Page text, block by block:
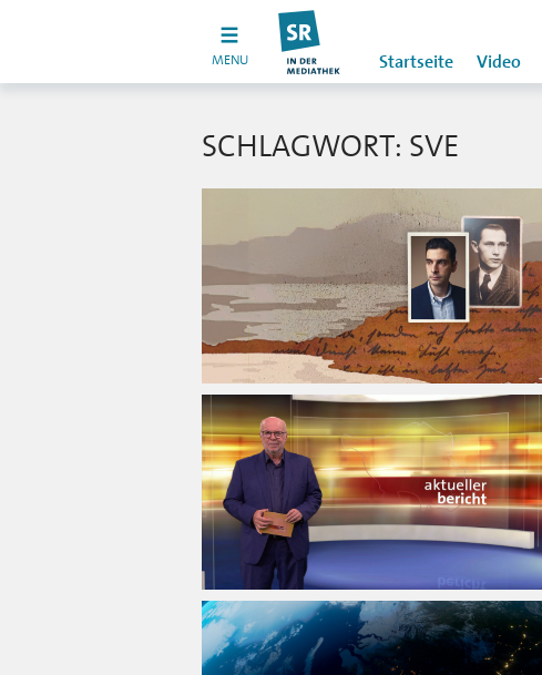
MENU Startseite Video
SCHLAGWORT: SVE